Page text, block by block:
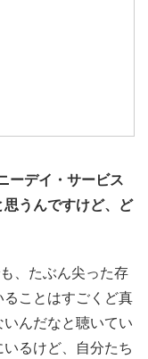
ーデイ・サービス
うんですけど、ど
、たぶん尖った存
ことはすごくど真
んだなと聴いてい
るけど、自分たち